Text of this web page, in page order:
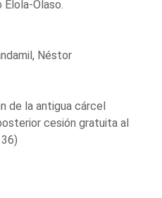
Olaso.
Néstor
de la antigua cárcel
cesión gratuita al